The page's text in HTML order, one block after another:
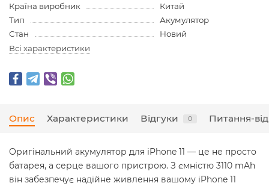
Країна виробник
Китай
Тип
Акумулятор
Стан
Новий
Всі характеристики
Опис Характеристики Відгуки 0 Питання-
Оригінальний акумулятор для iPhone 11 — це не просто
батарея, а серце вашого пристрою. З ємністю 3110 mAh
він забезпечує надійне живлення вашому iPhone 11